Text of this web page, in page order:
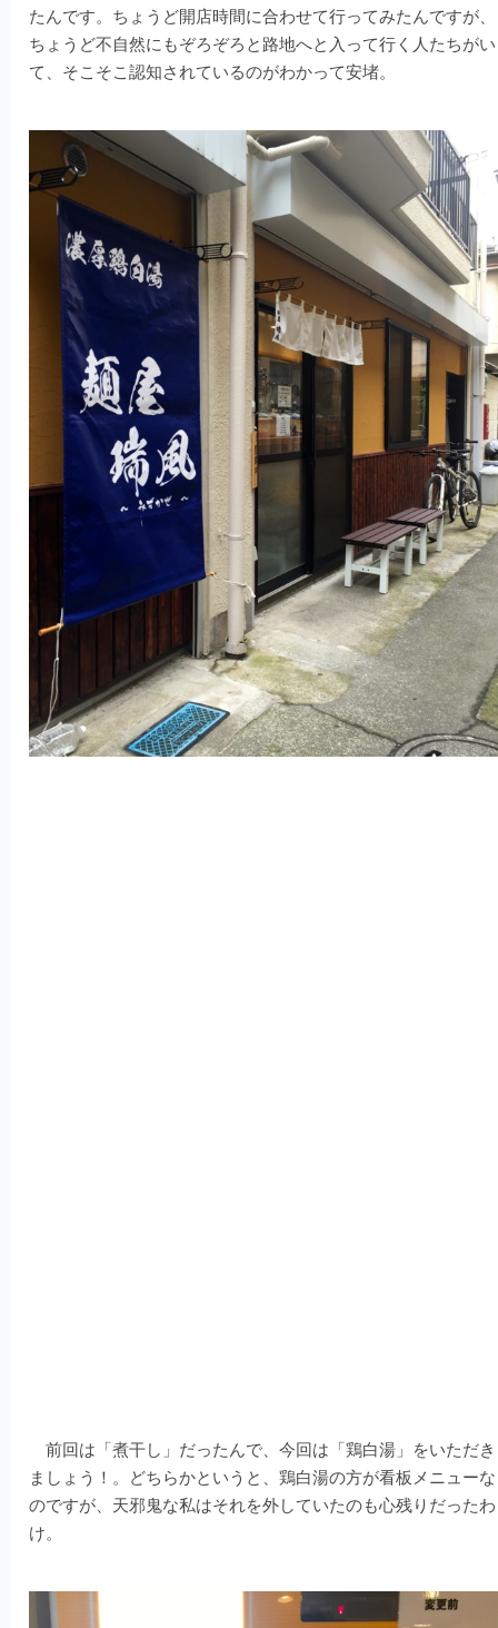
たんです。ちょうど開店時間に合わせて行ってみたんですが、
ちょうど不自然にもぞろぞろと路地へと入って行く人たちがい
て、そこそこ認知されているのがわかって安堵。
前回は「煮干し」だったんで、今回は「鶏白湯」をいただき
ましょう！。どちらかというと、鶏白湯の方が看板メニューな
のですが、天邪鬼な私はそれを外していたのも心残りだったわ
け。